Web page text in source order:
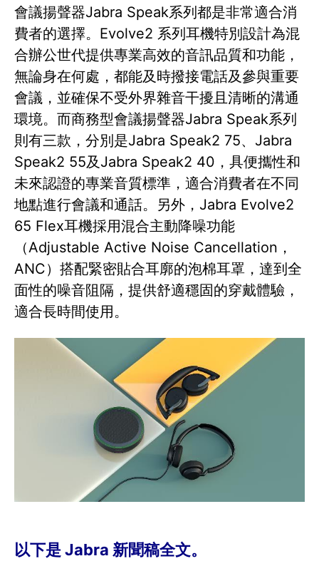
會議揚聲器Jabra Speak系列都是非常適合消
費者的選擇。Evolve2 系列耳機特別設計為混
合辦公世代提供專業高效的音訊品質和功能，
無論身在何處，都能及時撥接電話及參與重要
會議，並確保不受外界雜音干擾且清晰的溝通
環境。而商務型會議揚聲器Jabra Speak系列
則有三款，分別是Jabra Speak2 75、Jabra
Speak2 55及Jabra Speak2 40，具便攜性和
未來認證的專業音質標準，適合消費者在不同
地點進行會議和通話。另外，Jabra Evolve2
65 Flex耳機採用混合主動降噪功能
（Adjustable Active Noise Cancellation，
ANC）搭配緊密貼合耳廓的泡棉耳罩，達到全
面性的噪音阻隔，提供舒適穩固的穿戴體驗，
適合長時間使用。
以下是 Jabra 新聞稿全文。